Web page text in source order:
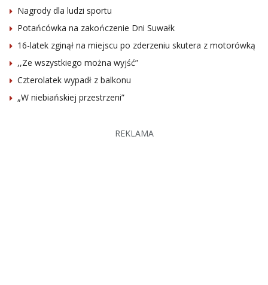
Nagrody dla ludzi sportu
Potańcówka na zakończenie Dni Suwałk
16-latek zginął na miejscu po zderzeniu skutera z motorówką
,,Ze wszystkiego można wyjść”
Czterolatek wypadł z balkonu
„W niebiańskiej przestrzeni”
REKLAMA